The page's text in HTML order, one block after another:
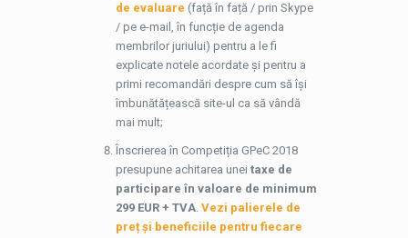
de evaluare (față în față / prin Skype
/ pe e-mail, în funcție de agenda
membrilor juriului) pentru a le fi
explicate notele acordate și pentru a
primi recomandări despre cum să își
îmbunătățească site-ul ca să vândă
mai mult;
Înscrierea în Competiția GPeC 2018
presupune achitarea unei taxe de
participare în valoare de minimum
299 EUR + TVA. Vezi palierele de
preț și beneficiile pentru fiecare